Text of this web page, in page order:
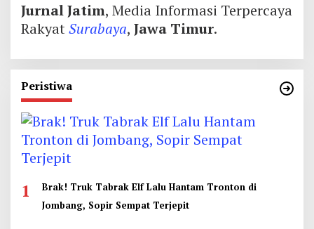
Jurnal Jatim, Media Informasi Terpercaya
RakyatSurabaya, Jawa Timur.
Peristiwa
1
Brak! Truk Tabrak Elf Lalu Hantam Tronton di
Jombang, Sopir Sempat Terjepit